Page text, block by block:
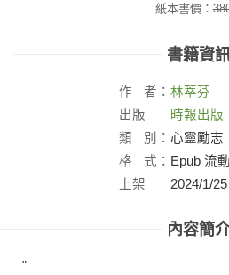
紙本書價：
書籍資
作 者： 林萃芬
出版
社：
時報出版
類
別： 心靈勵志
格
式： Epub 流
上架
2024/1/25
內容簡
"